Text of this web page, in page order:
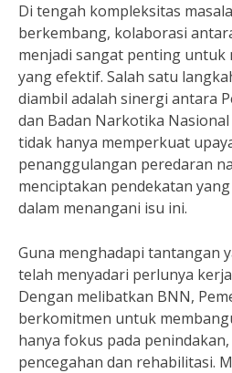
Di tengah kompleksitas
berkembang, kolaborasi
menjadi sangat penting untuk
yang efektif. Salah satu
diambil adalah sinergi antara
dan Badan Narkotika
tidak hanya memperkuat
penanggulangan peredaran
menciptakan pendekatan
dalam menangani isu ini.
Guna menghadapi tantangan
telah menyadari perlunya
Dengan melibatkan BNN,
berkomitmen untuk
hanya fokus pada
pencegahan dan rehabilitasi.